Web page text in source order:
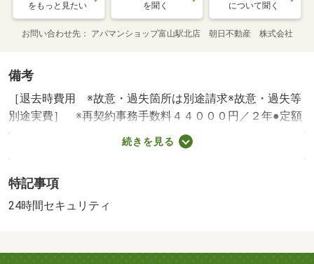
をもっと見たい を聞く について聞く
お問い合わせ先 アパマンショップ富山駅北店 朝日不動産 株式会社
備考
［退去時費用 ※故意・過失箇所は別途請求※故意・過失等
別途実費］ ※再契約事務手数料４４０００円／２年●定額
補修費分担金１．５か月 ＮＯ：６３７５７６３２・賃貸
保証等：加入要（初回：総賃料の６０％（最低２４０００
維持費等：安心入居サポートＳ（課税対象）１，３２０円
／月・水道・町費４，０００円／月・１０階建マンション
象） 18700円/防災セット（課税対象） 14300円/除菌・消
続きを見る
特記事項
24時間セキュリティ